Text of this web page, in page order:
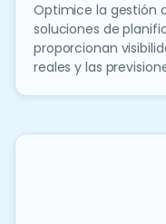
Optimice la gestión
soluciones de
proporcionan
reales y las